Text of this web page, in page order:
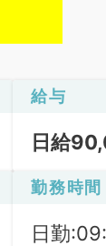
給与
日給
勤務時間
日勤